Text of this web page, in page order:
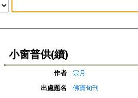
小窗普供(續)
作者
宗月
出處題名
佛寶旬刊